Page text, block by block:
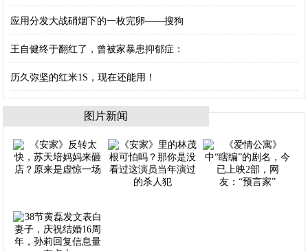
应用分发大战硝烟下的一枚完卵——搜狗
王自健终于翻红了，曾被家暴患抑郁症：
历久弥坚的红米1S，现在还能用！
图片新闻